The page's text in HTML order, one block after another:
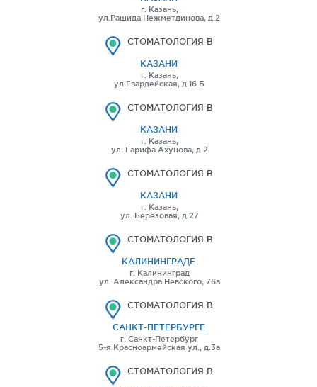
г. Казань,
ул.Рашида Нежметдинова, д.2
СТОМАТОЛОГИЯ В
КАЗАНИ
г. Казань,
ул.Гвардейская, д.16 Б
СТОМАТОЛОГИЯ В
КАЗАНИ
г. Казань,
ул. Гарифа Ахунова, д.2
СТОМАТОЛОГИЯ В
КАЗАНИ
г. Казань,
ул. Берёзовая, д.27
СТОМАТОЛОГИЯ В
КАЛИНИНГРАДЕ
г. Калининград
ул. Александра Невского, 76в
СТОМАТОЛОГИЯ В
САНКТ-ПЕТЕРБУРГЕ
г. Санкт-Петербург
5-я Красноармейская ул., д.3а
СТОМАТОЛОГИЯ В